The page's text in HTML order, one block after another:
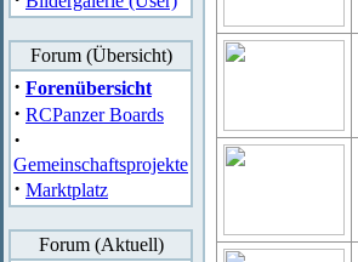
Forum (Übersicht)
· Forenübersicht
· RCPanzer Boards
·
Gemeinschaftsprojekte
· Marktplatz
Forum (Aktuell)